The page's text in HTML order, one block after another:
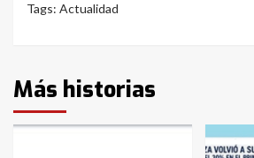
Tags: Actualidad
Más historias